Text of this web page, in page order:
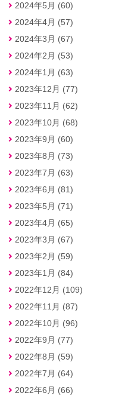
2024年5月 (60)
2024年4月 (57)
2024年3月 (67)
2024年2月 (53)
2024年1月 (63)
2023年12月 (77)
2023年11月 (62)
2023年10月 (68)
2023年9月 (60)
2023年8月 (73)
2023年7月 (63)
2023年6月 (81)
2023年5月 (71)
2023年4月 (65)
2023年3月 (67)
2023年2月 (59)
2023年1月 (84)
2022年12月 (109)
2022年11月 (87)
2022年10月 (96)
2022年9月 (77)
2022年8月 (59)
2022年7月 (64)
2022年6月 (66)